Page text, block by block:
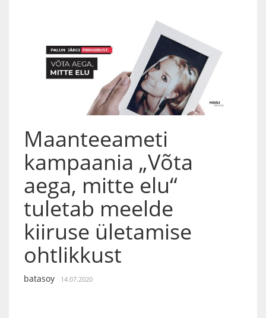
Maanteeameti
kampaania „Võta
aega, mitte elu“
tuletab meelde
kiiruse ületamise
ohtlikkust
batasoy 14.07.2020